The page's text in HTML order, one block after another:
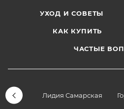
УХОД И СОВЕТЫ
КАК КУПИТЬ
ЧАСТЫЕ
Лидия Самарская